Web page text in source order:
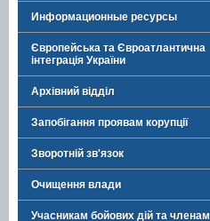
Информационные ресурсы
Європейська та Євроатлантична
інтеграція України
Архівний відділ
Запобігання проявам корупції
Зворотній зв'язок
Очищення влади
Учасникам бойових дій та членам